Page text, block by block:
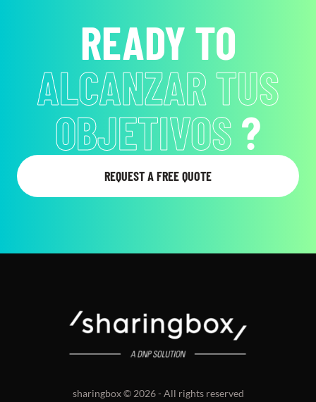
READY TO
SORPRENDER?
REQUEST A FREE QUOTE
sharingbox © 2026 - All rights reserved